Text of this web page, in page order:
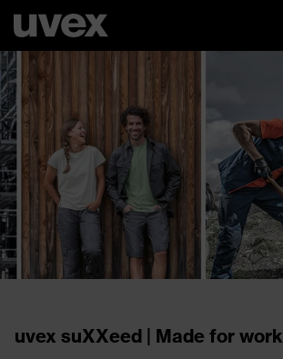
uvex suXXeed | Made for work